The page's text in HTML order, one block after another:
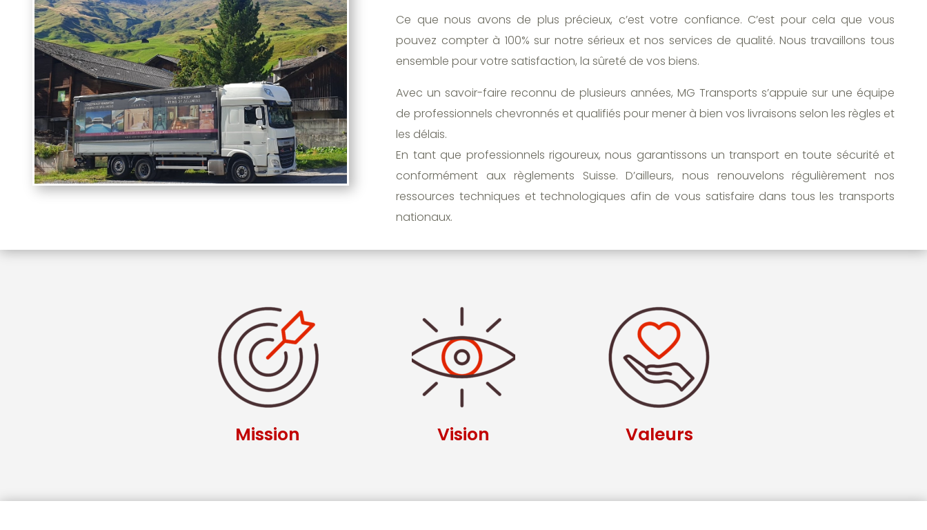
Ce que nous avons de plus précieux, c’est votre confiance. C’est pour cela que vous
pouvez compter à 100% sur notre sérieux et nos services de qualité. Nous travaillons tous
ensemble pour votre satisfaction, la sûreté de vos biens.
Avec un savoir-faire reconnu de plusieurs années, MG Transports s’appuie sur une équipe
de professionnels chevronnés et qualifiés pour mener à bien vos livraisons selon les règles et
les délais.
En tant que professionnels rigoureux, nous garantissons un transport en toute sécurité et
conformément aux règlements Suisse. D’ailleurs, nous renouvelons régulièrement nos
ressources techniques et technologiques afin de vous satisfaire dans tous les transports
nationaux.
Mission Vision Valeurs